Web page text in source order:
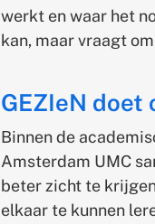
werkt en waar het
kan, maar vraagt
GEZIeN doet
Binnen de
Amsterdam UMC
beter zicht te
elkaar te kunnen